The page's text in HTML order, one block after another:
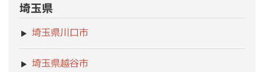
埼玉県
埼玉県川口市
埼玉県越谷市